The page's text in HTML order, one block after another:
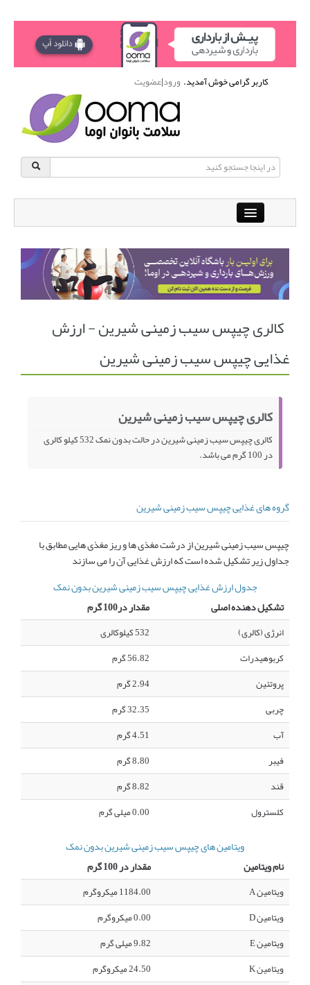
کاربر گرامی خوش آمدید.ورود|عضویت
باشگاه آنلاین ورزشی اوما
دانشنامه سلامت بانوان پرسش و پاسخ
انجمن متخصصین زنان و اوما انتخاب نام کودک
فهرست مواد غذایی اپلیکیشن بارداری و کودک اوما
کالری چیپس سیب زمینی شیرین - ارزش
غذایی چیپس سیب زمینی شیرین
کالری چیپس سیب زمینی شیرین
کالری چیپس سیب زمینی شیرین در حالت بدون نمک 532 کیلو کالری
در 100 گرم می باشد.
گروه های غذایی چیپس سیب زمینی شیرین
چیپس سیب زمینی شیرین از درشت مغذی ها و ریز مغذی هایی مطابق با
جداول زیر تشکیل شده است که ارزش غذایی آن را می سازند
جدول ارزش غذایی چیپس سیب زمینی شیرین بدون نمک
تشکیل دهنده اصلی
مقدار در100 گرم
انرژی (کالری)
532 کیلوکالری
کربوهیدرات
56.82 گرم
پروتئین
2.94 گرم
چربی
32.35 گرم
آب
4.51 گرم
فیبر
8.80 گرم
قند
8.82 گرم
کلسترول
0.00 میلی گرم
ویتامین های چیپس سیب زمینی شیرین بدون نمک
نام ویتامین
مقدار در 100 گرم
ویتامین A
1184.00 میکروگرم
ویتامین D
0.00 میکروگرم
ویتامین E
9.82 میلی گرم
ویتامین K
24.50 میکروگرم